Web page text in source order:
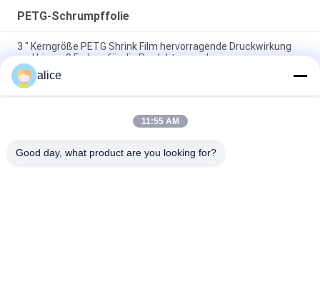
PETG-Schrumpffolie
3 " Kerngröße PETG Shrink Film hervorragende Druckwirkung
und bis zu 9 Farben für die Produktverpackung
transparente schrumpfbare Filme des Polyester-40mic für
den Druck von Flaschen-Aufklebern
Flexible PETG-Schrumpffolie: Perfektes PET-Material für
alice
11:55 AM
Good day, what product are you looking for?